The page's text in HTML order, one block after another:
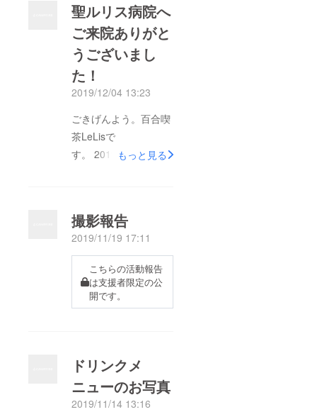
聖ルリス病院へ
ご来院ありがと
うございまし
た！
2019/12/04 13:23
ごきげんよう。百合喫
茶LeLisで
す。 2019.12.1 百合
した皆様をはじめ、応
援・協力してくださっ
たすべての方に御礼申
し上げます。宜しけれ
ばお客様アンケートを
SdcM6KNvx-
YzNRcfnrfuY33ox2Ay
aBE9AEB0Wzw-
もっと見る
撮影報告
2019/11/19 17:11
こちらの活動報告
は支援者限定の公
開です。
ドリンクメ
ニューのお写真
2019/11/14 13:16